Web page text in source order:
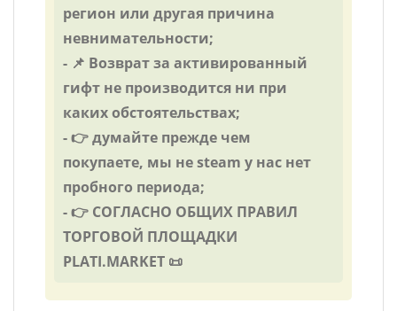
регион или другая причина
невнимательности;
- 📌 Возврат за активированный
гифт не производится ни при
каких обстоятельствах;
- 👉 думайте прежде чем
покупаете, мы не steam у нас нет
пробного периода;
- 👉 СОГЛАСНО ОБЩИХ ПРАВИЛ
ТОРГОВОЙ ПЛОЩАДКИ
PLATI.MARKET 📜